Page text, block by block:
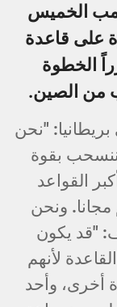
الخميس
على قاعدة
الخطوة
من الصين.
"نحن
بقوة
القواعد
مجانا. ونحن
"قد يكون
لأنهم
أخرى، وأحد